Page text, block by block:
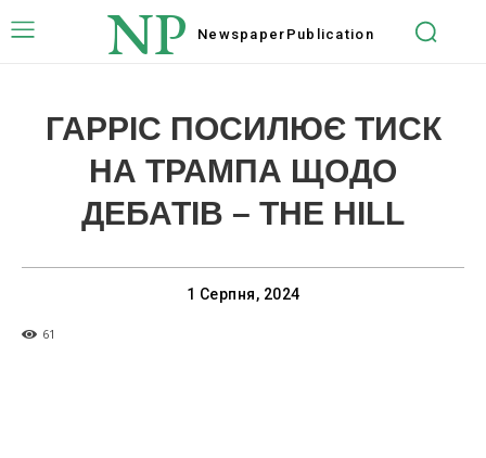
NP Newspaper Publication
ГАРРІС ПОСИЛЮЄ ТИСК
НА ТРАМПА ЩОДО
ДЕБАТІВ – THE HILL
1 Серпня, 2024
61